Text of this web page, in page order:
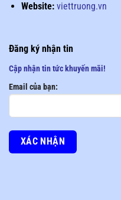
Website: viettruong.vn
Đăng ký nhận tin
Cập nhận tin tức khuyến mãi!
Email của bạn: